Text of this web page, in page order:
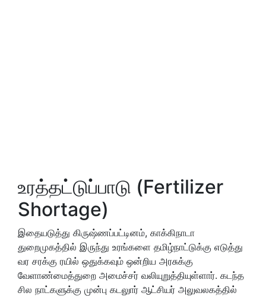
உரத்தட்டுப்பாடு (Fertilizer
Shortage)
இதையடுத்து கிருஷ்ணப்பட்டினம், காக்கிநாடா
துறைமுகத்தில் இருந்து உரங்களை தமிழ்நாட்டுக்கு எடுத்து
வர சரக்கு ரயில் ஒதுக்கவும் ஒன்றிய அரசுக்கு
வேளாண்மைத்துறை அமைச்சர் வலியுறுத்தியுள்ளார். கடந்த
சில நாட்களுக்கு முன்பு கடலுார் ஆட்சியர் அலுவலகத்தில்